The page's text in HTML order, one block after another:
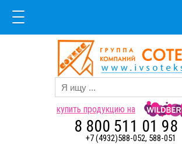
купить продукцию на
8 800 511 01 98
+7 (4932)588-052, 588-051